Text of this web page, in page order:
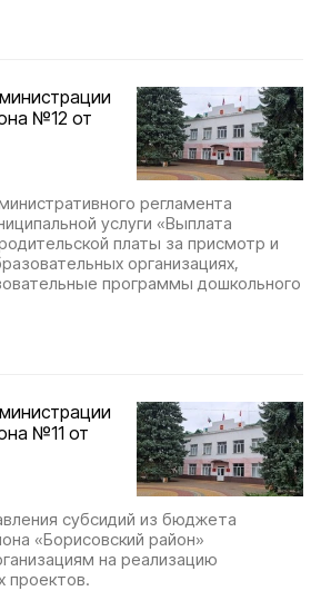
№12 от
регламента
услуги «Выплата
платы за присмотр и
организациях,
программы дошкольного
№11 от
субсидий из бюджета
«Борисовский район»
на реализацию
проектов.